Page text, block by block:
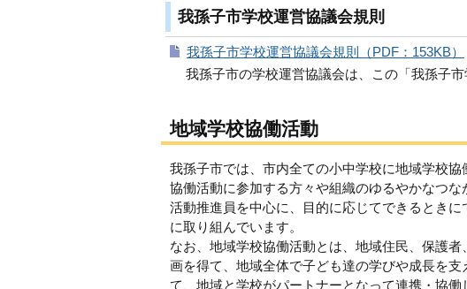
我孫子市学校運営協議会規則
我孫子市学校運営協議会規則（PDF：153KB）
我孫子市の学校運営協議会は、この「我孫子
地域学校協働活動
我孫子市では、市内全ての小中学校に地域学校
協働活動に参加する方々や組織のゆるやかなつ
活動推進員を中心に、目的に応じてできるとき
に取り組んでいます。
なお、地域学校協働活動とは、地域住民、保護
画を得て、地域全体で子ども達の学びや成長を
て、地域と学校がパートナーとなって連携・協働